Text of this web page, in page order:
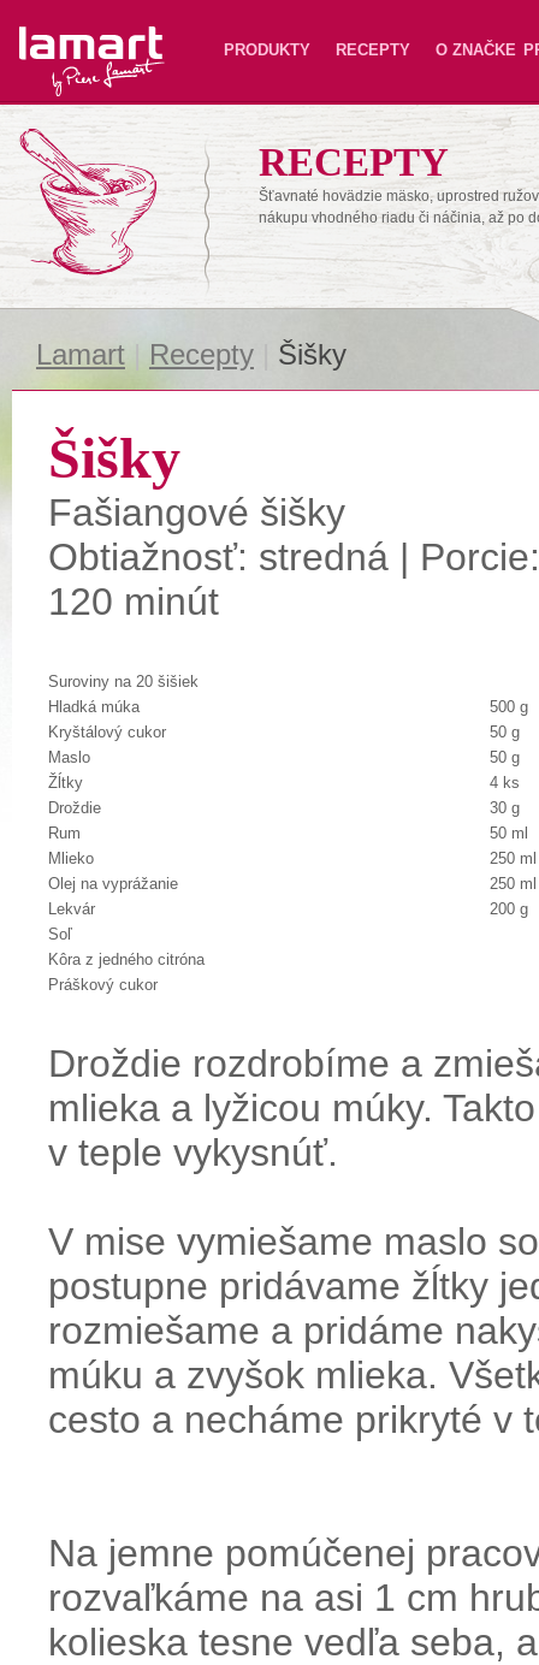
Lamart PRODUKTY RECEPTY O ZNAČKE
RECEPTY
Šťavnaté hovädzie mäsko, uprostred
nákupu vhodného riadu či náčinia, až po
Lamart Recepty Šišky
Šišky
Fašiangové šišky
Obtiažnosť: stredná |
120 minút
Suroviny na 20 šišiek
Hladká múka
500 g
Kryštálový cukor
50 g
Maslo
50 g
Žĺtky
4 ks
Droždie
30 g
Rum
50 ml
Mlieko
250 ml
Olej na vyprážanie
250 ml
Lekvár
200 g
Soľ
Kôra z jedného citróna
Práškový cukor
Droždie rozdrobíme a
mlieka a lyžicou múky.
v teple vykysnúť.
V mise vymiešame maslo
postupne pridávame žĺtky
rozmiešame a pridáme
múku a zvyšok mlieka.
cesto a necháme prikryté v
Na jemne pomúčenej
rozvaľkáme na asi 1 cm
kolieska tesne vedľa seba,